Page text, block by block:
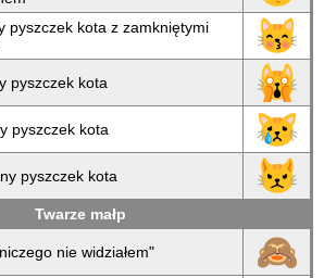
pyszczek kota z zamkniętymi
😽
pyszczek kota 🙀
pyszczek kota 😿
pyszczek kota 😾
Twarze małp
nie widziałem" 🙈